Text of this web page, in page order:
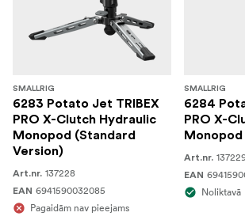
SMALLRIG
6283 Potato Jet TRIBEX
PRO X-Clutch Hydraulic
Monopod (Standard
Version)
Art.nr. 137228
EAN 6941590032085
Pagaidām nav pieejams
SMALLRIG
6284
PRO X-
Monopod
Art.nr.
EAN
Noliktavā